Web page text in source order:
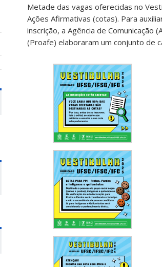
Metade das vagas oferecidas no
Ações Afirmativas (cotas). Para
inscrição, a Agência de Comunicação
(Proafe) elaboraram um conjunto de